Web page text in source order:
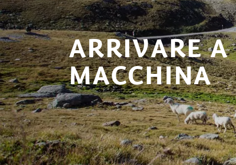
ARRIVARE
MACCHINA